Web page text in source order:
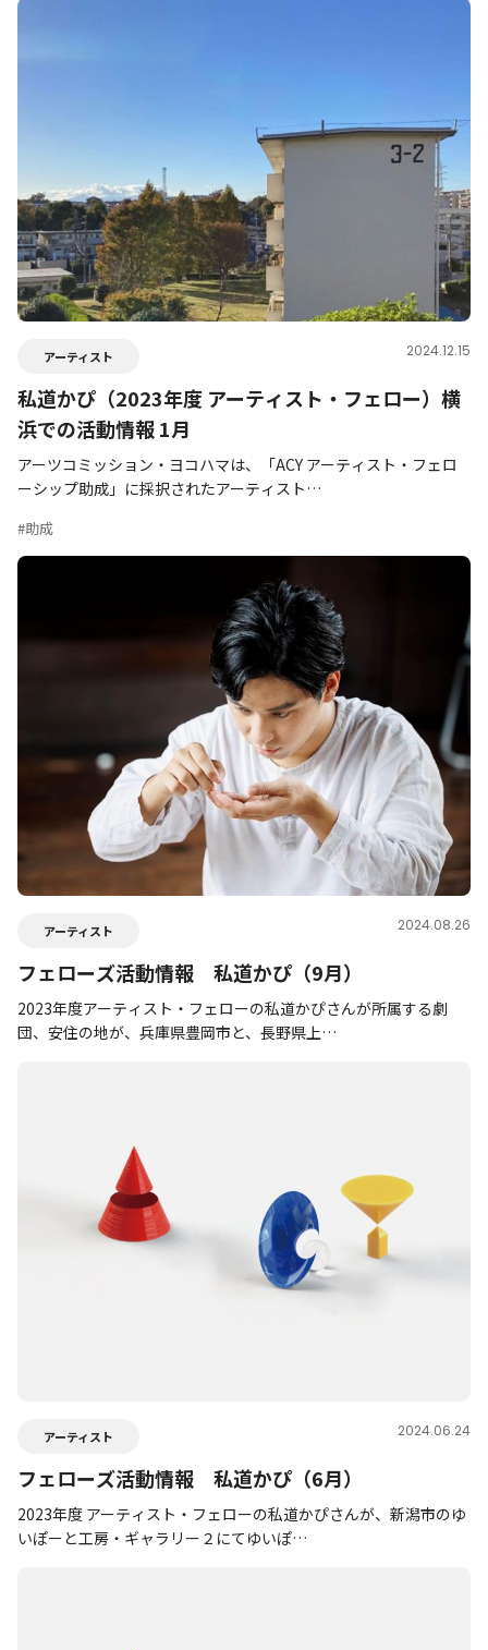
アーティスト 2024.12.15
私道かぴ（2023年度 アーティスト・フェロー）横
浜での活動情報 1月
アーツコミッション・ヨコハマは、「ACY アーティスト・フェロ
ーシップ助成」に採択されたアーティスト…
#助成
アーティスト 2024.08.26
フェローズ活動情報 私道かぴ（9月）
2023年度アーティスト・フェローの私道かぴさんが所属する劇
団、安住の地が、兵庫県豊岡市と、長野県上…
アーティスト 2024.06.24
フェローズ活動情報 私道かぴ（6月）
2023年度 アーティスト・フェローの私道かぴさんが、新潟市のゆ
いぽーと工房・ギャラリー２にてゆいぽ…